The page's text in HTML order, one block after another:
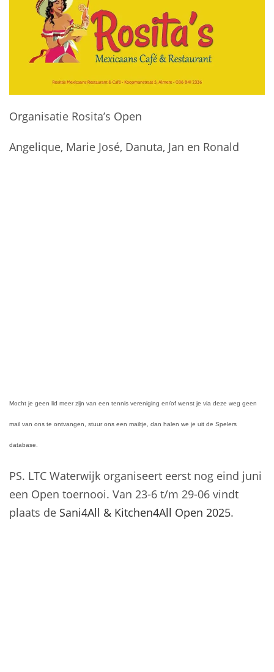
Organisatie Rosita’s Open
Angelique, Marie José, Danuta, Jan en Ronald
Mocht je geen lid meer zijn van een tennis vereniging en/of wenst je via deze weg geen
mail van ons te ontvangen, stuur ons een mailtje, dan halen we je uit de Spelers
database.
PS. LTC Waterwijk organiseert eerst nog eind juni
een Open toernooi. Van 23-6 t/m 29-06 vindt
plaats de Sani4All & Kitchen4All Open 2025.